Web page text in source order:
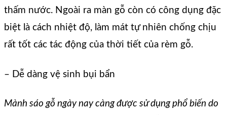
thấm nước. Ngoài ra màn gỗ còn có công dụng đặc
biệt là cách nhiệt độ, làm mát tự nhiên chống chịu
rất tốt các tác động của thời tiết của rèm gỗ.
– Dễ dàng vệ sinh bụi bẩn
Mành sáo gỗ ngày nay càng được sử dụng phổ biến do